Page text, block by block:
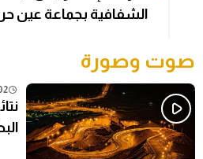
الشفافية بجماعة عين
صوت وصورة
02 سبتمبر